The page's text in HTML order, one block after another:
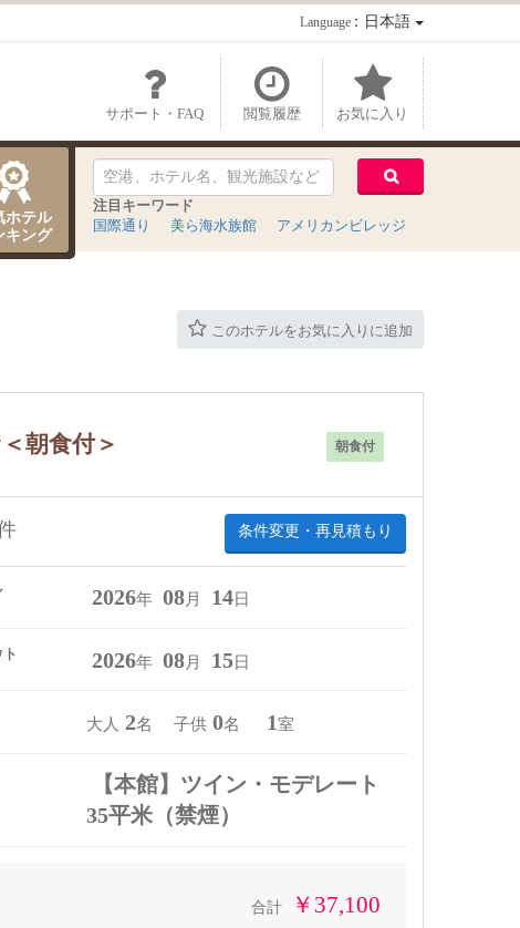
Language：日本語
サポート・FAQ 閲覧履歴 お気に入り
ホテル
キング
注目キーワード
国際通り
美ら海水族館 アメリカンビレッジ
このホテルをお気に入りに追加
朝食付
朝食付＞
条件変更・再見積もり
2026年 08月 14日
2026年 08月 15日
大人 2名 子供 0名 1室
【本館】ツイン・モデレート
35平米（禁煙）
合計 ￥37,100